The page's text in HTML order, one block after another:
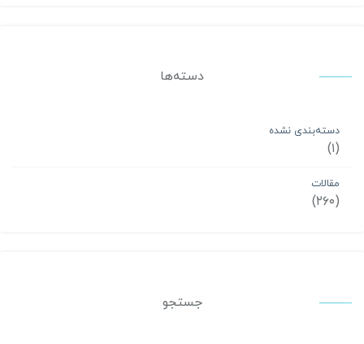
دسته‌ها
دسته‌بندی نشده
(۱)
مقالات
(۲۶۰)
جستجو